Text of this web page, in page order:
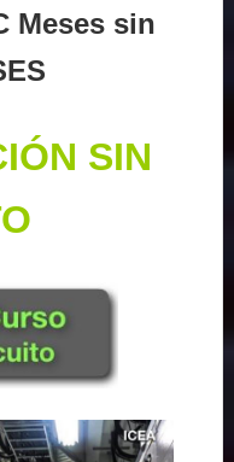
Meses sin
SIN